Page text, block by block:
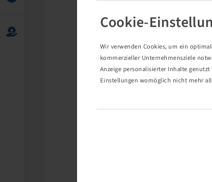
Cookie-
Wir verwenden Cookies, um ein
kommerzieller Unternehmensziele
Anzeige personalisierter Inhalte
Einstellungen womöglich nicht mehr